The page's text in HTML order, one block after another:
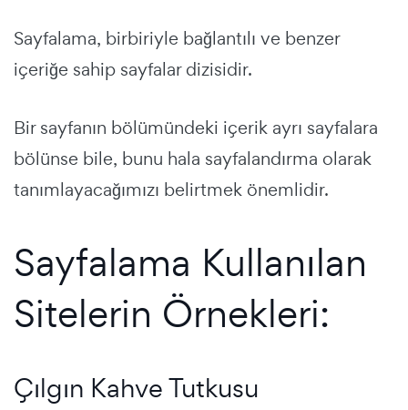
Sayfalama, birbiriyle bağlantılı ve benzer
içeriğe sahip sayfalar dizisidir.
Bir sayfanın bölümündeki içerik ayrı sayfalara
bölünse bile, bunu hala sayfalandırma olarak
tanımlayacağımızı belirtmek önemlidir.
Sayfalama Kullanılan
Sitelerin Örnekleri:
Çılgın Kahve Tutkusu